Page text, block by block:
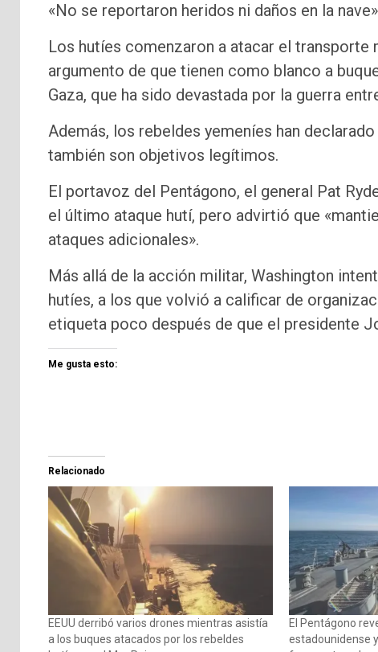
«No se reportaron heridos ni daños en la
Los hutíes comenzaron a atacar el
argumento de que tienen como blanco a
Gaza, que ha sido devastada por la guerra
Además, los rebeldes yemeníes han
también son objetivos legítimos.
El portavoz del Pentágono, el general Pat
el último ataque hutí, pero advirtió que
ataques adicionales».
Más allá de la acción militar, Washington
hutíes, a los que volvió a calificar de
etiqueta poco después de que el presidente
Me gusta esto:
Relacionado
EEUU derribó varios drones mientras asistía
a los buques atacados por los rebeldes
El Pentágono
estadounidense